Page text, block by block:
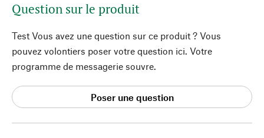
Question sur le produit
Test Vous avez une question sur ce produit ? Vous
pouvez volontiers poser votre question ici. Votre
programme de messagerie souvre.
Poser une question